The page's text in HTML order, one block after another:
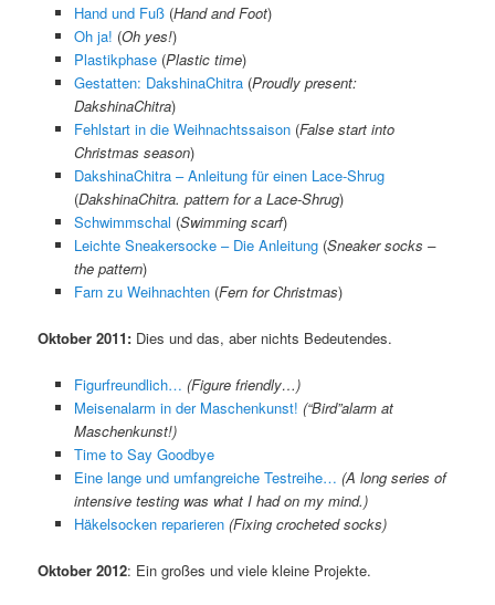
Hand und Fuß(Hand and Foot)
Oh ja! (Oh yes!)
Plastikphase(Plastic time)
Gestatten: DakshinaChitra(Proudly present:
DakshinaChitra)
Fehlstart in die Weihnachtssaison(False start into
Christmas season)
DakshinaChitra – Anleitung für einen Lace-Shrug
(DakshinaChitra. pattern for a Lace-Shrug)
Schwimmschal (Swimming scarf)
Leichte Sneakersocke – Die Anleitung(Sneaker socks –
the pattern)
Farn zu Weihnachten(Fern for Christmas)
Oktober 2011: Dies und das, aber nichts Bedeutendes.
Figurfreundlich… (Figure friendly…)
Meisenalarm in der Maschenkunst! (“Bird”alarm at
Maschenkunst!)
Time to Say Goodbye
Eine lange und umfangreiche Testreihe… (A long series of
intensive testing was what I had on my mind.)
Häkelsocken reparieren (Fixing crocheted socks)
Oktober 2012: Ein großes und viele kleine Projekte.